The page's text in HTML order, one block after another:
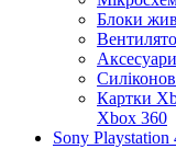
Блоки
Картки
Xbox 360
Sony Playstation